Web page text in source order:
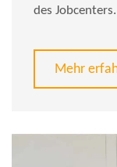
des Jobcenters.
Mehr